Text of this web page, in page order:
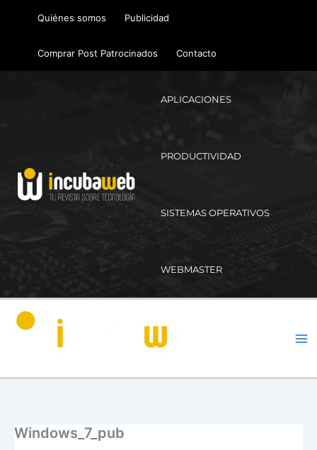
Quiénes somos Publicidad
Comprar Post Patrocinados Contacto
APLICACIONES
PRODUCTIVIDAD
SISTEMAS OPERATIVOS
WEBMASTER
Windows_7_pub